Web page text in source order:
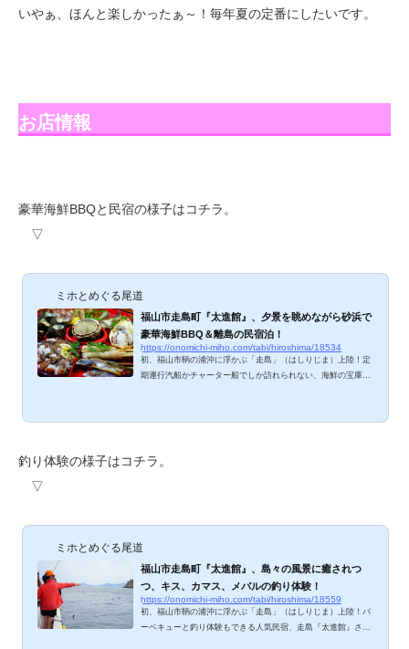
いやぁ、ほんと楽しかったぁ～！毎年夏の定番にしたいです。
お店情報
豪華海鮮BBQと民宿の様子はコチラ。
▽
ミホとめぐる尾道
福山市走島町『太進館』、夕景を眺めながら砂浜で
豪華海鮮BBQ＆離島の民宿泊！
https://onomichi-miho.com/tabi/hiroshima/18534
初、福山市鞆の浦沖に浮かぶ「走島」（はしりじま）上陸！定
期運行汽船かチャーター船でしか訪れられない、海鮮の宝庫な
の海鮮料理、ご紹介しますね。 浜辺で豪華海鮮BBQ！ 美しい
ね。まずはビールでかんぱーい♪薄ピンクに染まりゆく風景を
釣り体験の様子はコチラ。
▽
ミホとめぐる尾道
福山市走島町『太進館』、島々の風景に癒されつ
つ、キス、カマス、メバルの釣り体験！
https://onomichi-miho.com/tabi/hiroshima/18559
初、福山市鞆の浦沖に浮かぶ「走島」（はしりじま）上陸！バ
ーベキューと釣り体験もできる人気民宿、走島『太進館』さん